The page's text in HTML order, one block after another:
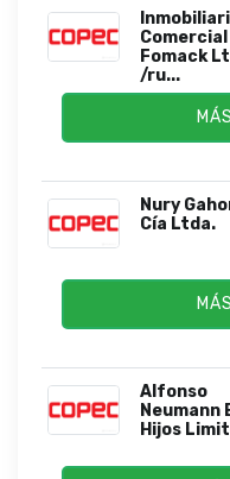
Comercial
Fomack
/ru...
Nury
Cía Ltda.
Alfonso
Neumann
Hijos